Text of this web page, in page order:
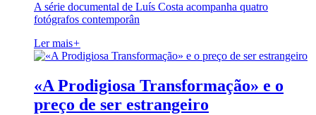
A série documental de Luís Costa acompanha quatro
fotógrafos contemporân
Ler mais+
«A Prodigiosa Transformação» e o
preço de ser estrangeiro